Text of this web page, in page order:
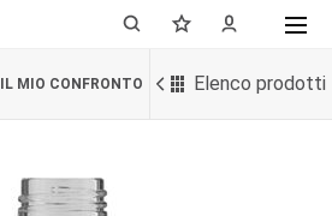
Elenco prodotti
IL MIO CONFRONTO